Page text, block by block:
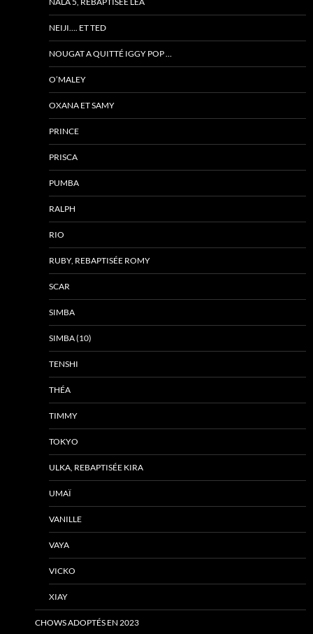
NEIJI…. ET TED
NOUGAT A QUITTÉ IGGY POP …
O’MALEY
OXANA ET SAMY
PRINCE
PRISCA
PUMBA
RALPH
RIO
RUBY, REBAPTISÉE ROMY
SCAR
SIMBA
SIMBA (10)
TENSHI
THÉA
TIMMY
TOKYO
ULKA, REBAPTISÉE KIRA
UMAÏ
VANILLE
VAYA
VICKO
XIAY
CHOWS ADOPTÉS EN 2023